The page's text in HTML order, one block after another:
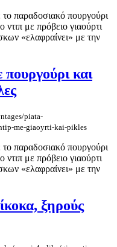
το παραδοσιακό πουργούρι
με πρόβειο γιαούρτι
«ελαφραίνει» με την
και
piata-
me-giaoyrti-kai-pikles
το παραδοσιακό πουργούρι
με πρόβειο γιαούρτι
«ελαφραίνει» με την
ξηρούς